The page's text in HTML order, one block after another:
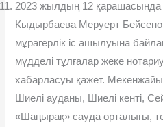
2023 жылдың 12 қарашасында
Кыдырбаева Меруерт
мұрагерлік іс ашылуына
мүдделі тұлғалар жеке
хабарласуы қажет.
Шиелі ауданы, Шиелі кенті,
«Шаңырақ» сауда орталығы,